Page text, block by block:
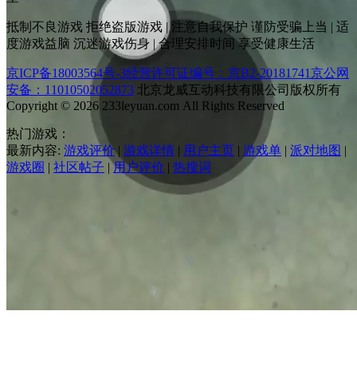
抵制不良游戏 拒绝盗版游戏 | 注意自我保护 谨防受骗上当 | 适
度游戏益脑 沉迷游戏伤身 | 合理安排时间 享受健康生活
京ICP备18003564号-3经营许可证编号：京B2-20181741京公网
安备：11010502052873 北京龙威互动科技有限公司版权所有
Copyright © 2026 233leyuan.com All Rights Reserved
热门游戏：
最新内容: 游戏评价| 游戏详情 | 用户主页 | 游戏单 | 派对地图 |
游戏圈 | 社区帖子 |用户评价 | 热搜词